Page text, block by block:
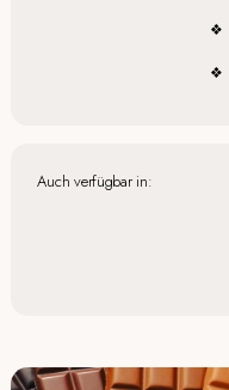
Auch verfügbar in: